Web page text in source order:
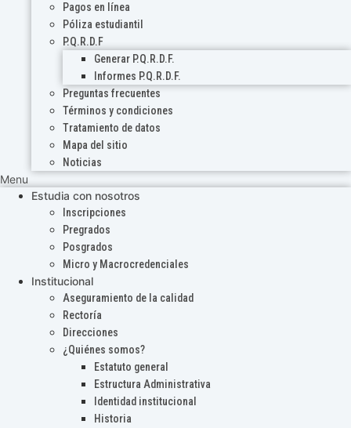
Pagos en línea
Póliza estudiantil
P.Q.R.D.F
Generar P.Q.R.D.F.
Informes P.Q.R.D.F.
Preguntas frecuentes
Términos y condiciones
Tratamiento de datos
Mapa del sitio
Noticias
Menu
Estudia con nosotros
Inscripciones
Pregrados
Posgrados
Micro y Macrocredenciales
Institucional
Aseguramiento de la calidad
Rectoría
Direcciones
¿Quiénes somos?
Estatuto general
Estructura Administrativa
Identidad institucional
Historia